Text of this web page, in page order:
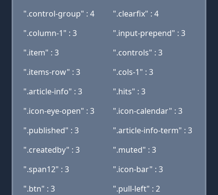
".control-group" : 4
".clearfix" : 4
".column-1" : 3
".input-prepend" : 3
".item" : 3
".controls" : 3
".items-row" : 3
".cols-1" : 3
".article-info" : 3
".hits" : 3
".icon-eye-open" : 3
".icon-calendar" : 3
".published" : 3
".article-info-term" : 3
".createdby" : 3
".muted" : 3
".span12" : 3
".icon-bar" : 3
".btn" : 3
".pull-left" : 2